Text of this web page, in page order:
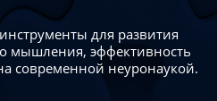
для развития
мышления, эффективность
современной неуронаукой.